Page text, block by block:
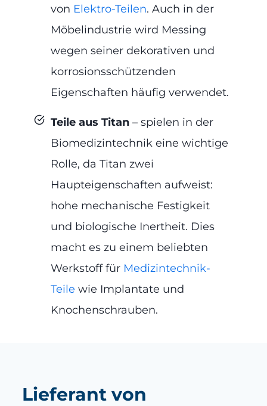
von Elektro-Teilen. Auch in der
Möbelindustrie wird Messing
wegen seiner dekorativen und
korrosionsschützenden
Eigenschaften häufig verwendet.
Teile aus Titan – spielen in der
Biomedizintechnik eine wichtige
Rolle, da Titan zwei
Haupteigenschaften aufweist:
hohe mechanische Festigkeit
und biologische Inertheit. Dies
macht es zu einem beliebten
Werkstoff für Medizintechnik-
Teile wie Implantate und
Knochenschrauben.
Lieferant von